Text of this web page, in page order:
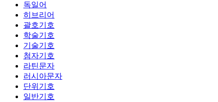
독일어
히브리어
괄호기호
학술기호
기술기호
첨자기호
라틴문자
러시아문자
단위기호
일반기호